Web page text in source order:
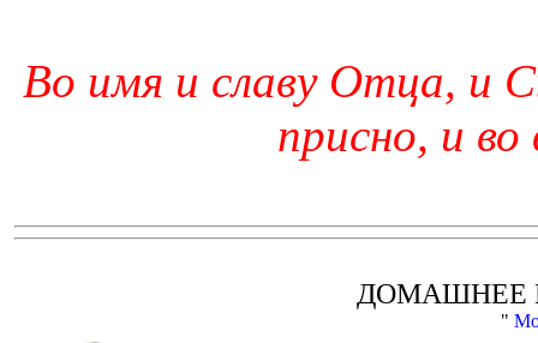
Во имя и славу Отца, и
присно, и во
ДОМАШНЕЕ
"